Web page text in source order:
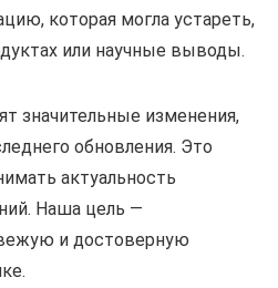
которая могла устареть,
или научные выводы.
значительные изменения,
обновления. Это
актуальность
Наша цель —
и достоверную